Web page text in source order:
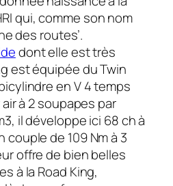
qui, comme son nom
des routes’.
dont elle est très
est équipée du Twin
en V 4 temps
à 2 soupapes par
il développe ici 68 ch à
couple de 109 Nm à 3
offre de bien belles
à la Road King,